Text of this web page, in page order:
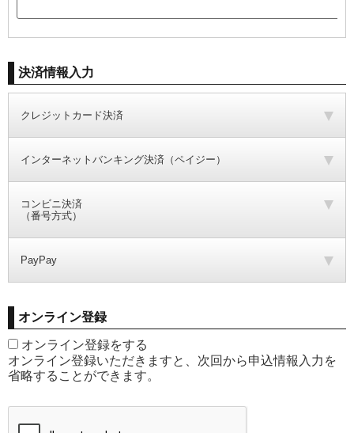
決済情報入力
クレジットカード決済
インターネットバンキング決済（ペイジー）
コンビニ決済
（番号方式）
PayPay
オンライン登録
オンライン登録をする
オンライン登録いただきますと、次回から申込情報入力を
省略することができます。